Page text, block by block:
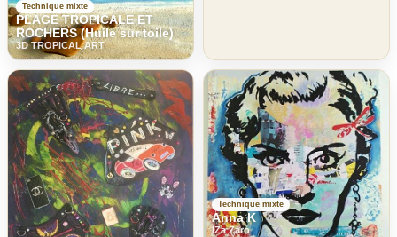
Technique mixte
PLAGE TROPICALE ET
ROCHERS (Huile sur toile)
3D TROPICAL ART
Technique mixte
Anna K
IZa Zaro